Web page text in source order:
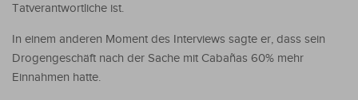
Tatverantwortliche ist.
In einem anderen Moment des Interviews sagte er, dass sein
Drogengeschäft nach der Sache mit Cabañas 60% mehr
Einnahmen hatte.